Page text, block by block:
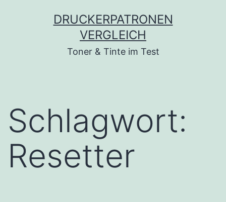
DRUCKERPATRONEN
VERGLEICH
Toner & Tinte im Test
Schlagwort:
Resetter